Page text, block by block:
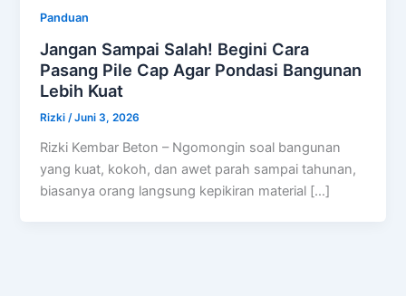
Panduan
Jangan Sampai Salah! Begini Cara
Pasang Pile Cap Agar Pondasi Bangunan
Lebih Kuat
Rizki/Juni 3, 2026
Rizki Kembar Beton – Ngomongin soal bangunan
yang kuat, kokoh, dan awet parah sampai tahunan,
biasanya orang langsung kepikiran material […]